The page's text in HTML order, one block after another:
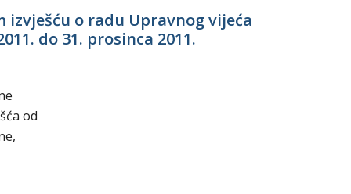
o radu Upravnog vijeća
do 31. prosinca 2011.
od